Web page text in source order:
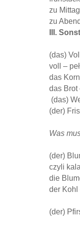
zu
zu
III.
(das)
voll –
das
das Brot
(das)
(der)
Was
(der)
czyli
die
der Kohl
(der)